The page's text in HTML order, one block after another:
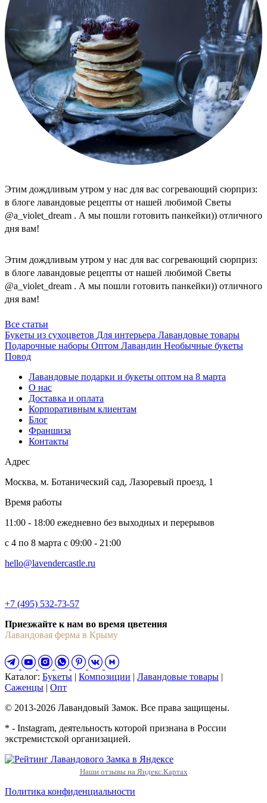
Этим дождливым утром у нас для вас согревающий сюрприз:
в блоге лавандовые рецепты от нашей любимой Светы
@a_violet_dream . А мы пошли готовить панкейки)) отличного
дня вам!
Этим дождливым утром у нас для вас согревающий сюрприз:
в блоге лавандовые рецепты от нашей любимой Светы
@a_violet_dream . А мы пошли готовить панкейки)) отличного
дня вам!
Все статьи
Букеты из сухоцветов Для интерьера Лавандовые товары
Подарочные наборы Оптом Лавандин Необычные букеты
Повод
Лавандовые подарки и букеты оптом на 8 марта
О нас
Доставка и оплата
Корпоративным клиентам
Блог
Франшиза
Контакты
Адрес
Москва, м. Ботанический сад, Лазоревый проезд, 1
Время работы
11:00 - 18:00 ежедневно без выходных и перерывов
c 4 по 8 марта с 09:00 - 21:00
hello@lavendercastle.ru
+7 (495) 532-73-57
Приезжайте к нам во время цветения
Лавандовая ферма в Крыму
Каталог: Букеты | Композиции | Лавандовые товары |
Саженцы | Опт
© 2013-2026 Лавандовый Замок. Все права защищены.
* - Instagram, деятельность которой признана в России
экстремистской организацией.
Наши отзывы на Яндекс.Картах
Политика конфиденциальности